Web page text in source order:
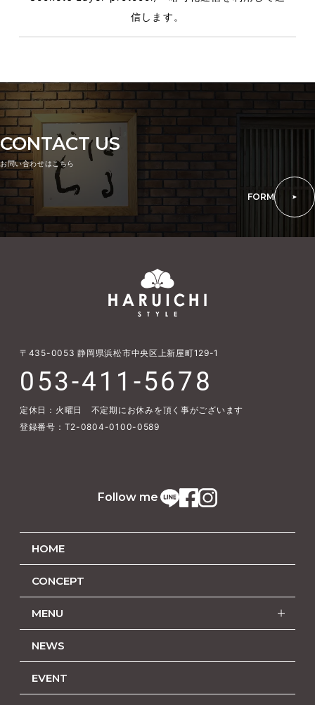
信します。
CONTACT US
お問い合わせはこちら
FORM
〒435-0053 静岡県浜松市中央区上新屋町129-1
053-411-5678
定休日：火曜日 不定期にお休みを頂く事がございます
登録番号：T2-0804-0100-0589
Follow me
HOME
CONCEPT
MENU
NEWS
EVENT